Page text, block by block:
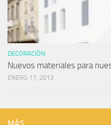
DECORACIÓN
Nuevos materiales para
ENERO 17, 2013